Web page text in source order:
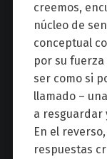
creemos,
núcleo de
conceptual
por su
ser como si
llamado –
a resguardar
En el
respuestas